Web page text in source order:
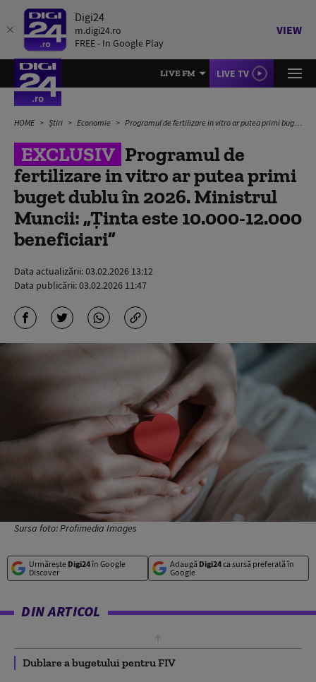
Digi24
m.digi24.ro
FREE - In Google Play
VIEW
LIVE FM LIVE TV
HOME Știri Economie Programul de fertilizare in vitro ar putea primi buget dublu în 2026. Ministrul Muncii: „Ținta este 10.000-12.000 beneficiari”
EXCLUSIV Programul de
fertilizare in vitro ar putea primi
buget dublu în 2026. Ministrul
Muncii: „Ținta este 10.000-12.000
beneficiari”
Data actualizării:03.02.2026 13:12
Data publicării:03.02.2026 11:47
Sursa foto: Profimedia Images
Urmărește Digi24în Google
Discover
Adaugă Digi24ca sursă preferată în
Google
DIN ARTICOL
Dublare a bugetului pentru FIV